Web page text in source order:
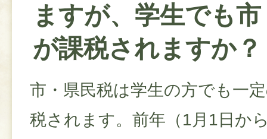
ますが、学生でも
が課税されますか？
市・県民税は学生の方でも一
税されます。前年（1月1日か